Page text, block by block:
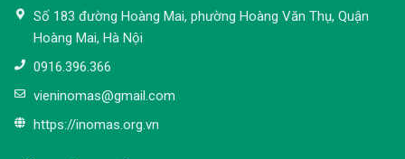
Số 183 đường Hoàng Mai, phường Hoàng Văn Thụ, Quận
Hoàng Mai, Hà Nội
0916.396.366
vieninomas@gmail.com
https://inomas.org.vn